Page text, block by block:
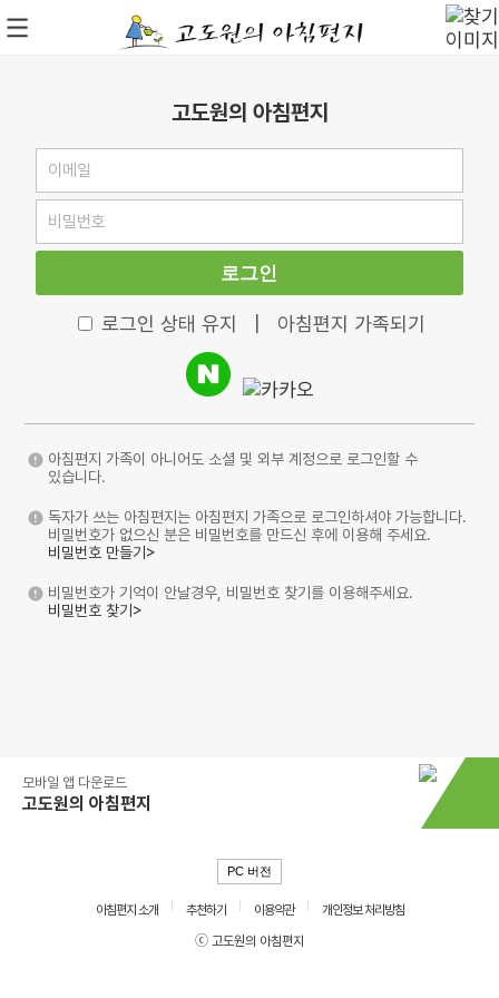
고도원의 아침편지
로그인
로그인 상태 유지 아침편지 가족되기
아침편지 가족이 아니어도 소셜 및 외부 계정으로 로그인할 수
있습니다.
독자가 쓰는 아침편지는 아침편지 가족으로 로그인하셔야 가능합니다.
비밀번호가 없으신 분은 비밀번호를 만드신 후에 이용해 주세요.
비밀번호 만들기>
비밀번호가 기억이 안날경우, 비밀번호 찾기를 이용해주세요.
비밀번호 찾기>
모바일 앱 다운로드
고도원의 아침편지
PC 버전
아침편지 소개 추천하기 이용약관
개인정보 처리방침
ⓒ 고도원의 아침편지